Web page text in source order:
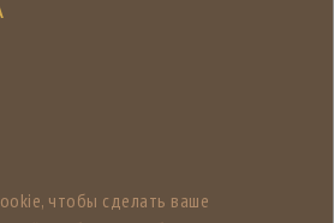
чтобы сделать ваше